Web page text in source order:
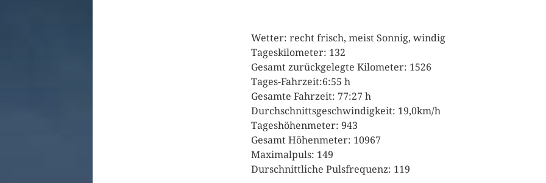
Wetter: recht frisch, meist Sonnig, windig
Tageskilometer: 132
Gesamt zurückgelegte Kilometer: 1526
Tages-Fahrzeit:6:55 h
Gesamte Fahrzeit: 77:27 h
Durchschnittsgeschwindigkeit: 19,0km/h
Tageshöhenmeter: 943
Gesamt Höhenmeter: 10967
Maximalpuls: 149
Durschnittliche Pulsfrequenz: 119